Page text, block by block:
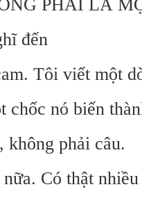
PHẢI LÀ
đến
Tôi viết một
chốc nó biến
không phải câu.
Có thật